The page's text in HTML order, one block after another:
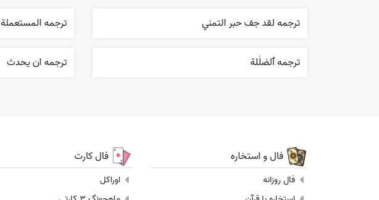
ترجمه لقد جف حبر التمني ترجمه المستعملة
ترجمه ٱلضلٰلة ترجمه ان يحدث
فال و استخاره
فال روزانه
فال کارت
اوراکل